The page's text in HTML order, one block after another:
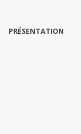
PRÉSENTATION